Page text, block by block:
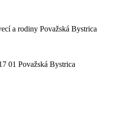
a rodiny Považská Bystrica
01 Považská Bystrica